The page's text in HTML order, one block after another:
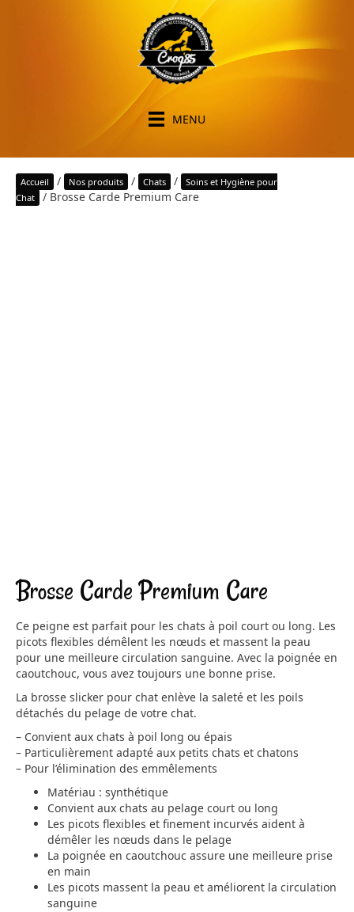
MENU
Accueil / Nos produits / Chats /
Soins et Hygiène pour
Chat
/ Brosse Carde Premium Care
Brosse Carde Premium Care
Ce peigne est parfait pour les chats à poil court ou long. Les
picots flexibles démêlent les nœuds et massent la peau
pour une meilleure circulation sanguine. Avec la poignée en
caoutchouc, vous avez toujours une bonne prise.
La brosse slicker pour chat enlève la saleté et les poils
détachés du pelage de votre chat.
– Convient aux chats à poil long ou épais
– Particulièrement adapté aux petits chats et chatons
– Pour l’élimination des emmêlements
Matériau : synthétique
Convient aux chats au pelage court ou long
Les picots flexibles et finement incurvés aident à
démêler les nœuds dans le pelage
La poignée en caoutchouc assure une meilleure prise
en main
Les picots massent la peau et améliorent la circulation
sanguine